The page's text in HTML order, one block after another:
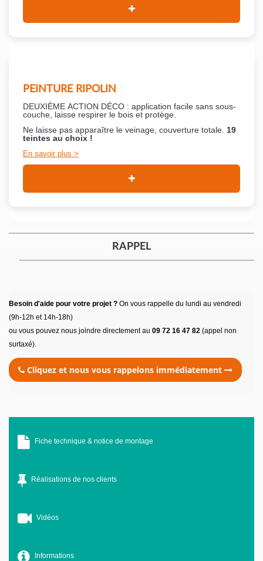
PEINTURE RIPOLIN
DEUXIÈME ACTION DÉCO : application facile sans sous-
couche, laisse respirer le bois et protège.
Ne laisse pas apparaître le veinage, couverture totale. 19
teintes au choix !
En savoir plus
RAPPEL
Besoin d'aide pour votre projet ? On vous rappelle du lundi au vendredi
(9h-12h et 14h-18h)
ou vous pouvez nous joindre directement au 09 72 16 47 82 (appel non
surtaxé).
Cliquez et nous vous rappelons immédiatement
Fiche technique & notice de montage
Réalisations de nos clients
Vidéos
Informations